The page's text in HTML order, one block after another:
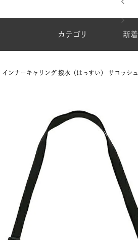
カテゴリ 新着
インナーキャリング 撥水（はっすい） サコッシュ